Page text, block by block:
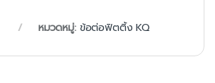
หมวดหมู่: ข้อต่อฟิตติ้ง KQ